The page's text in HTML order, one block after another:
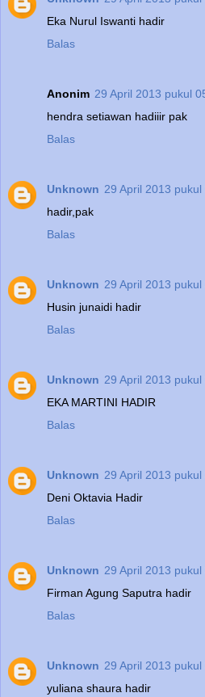
Eka Nurul Iswanti hadir
Balas
Anonim 29 April 2013 pukul
hendra setiawan hadiiir pak
Balas
Unknown 29 April 2013 pukul
hadir,pak
Balas
Unknown 29 April 2013 pukul
Husin junaidi hadir
Balas
Unknown 29 April 2013 pukul
EKA MARTINI HADIR
Balas
Unknown 29 April 2013 pukul
Deni Oktavia Hadir
Balas
Unknown 29 April 2013 pukul
Firman Agung Saputra hadir
Balas
Unknown 29 April 2013 pukul
yuliana shaura hadir